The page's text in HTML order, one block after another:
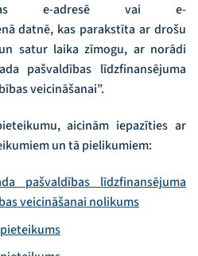
e-adresē vai e-
datnē, kas parakstīta ar drošu
satur laika zīmogu, ar norādi
pašvaldības līdzfinansējuma
veicināšanai”.
aicinām iepazīties ar
un tā pielikumiem:
pašvaldības līdzfinansējuma
veicināšanai nolikums